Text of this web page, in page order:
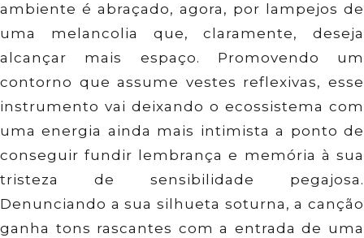
ambiente é abraçado, agora, por lampejos de
uma melancolia que, claramente, deseja
alcançar mais espaço. Promovendo um
contorno que assume vestes reflexivas, esse
instrumento vai deixando o ecossistema com
uma energia ainda mais intimista a ponto de
conseguir fundir lembrança e memória à sua
tristeza de sensibilidade pegajosa.
Denunciando a sua silhueta soturna, a canção
ganha tons rascantes com a entrada de uma